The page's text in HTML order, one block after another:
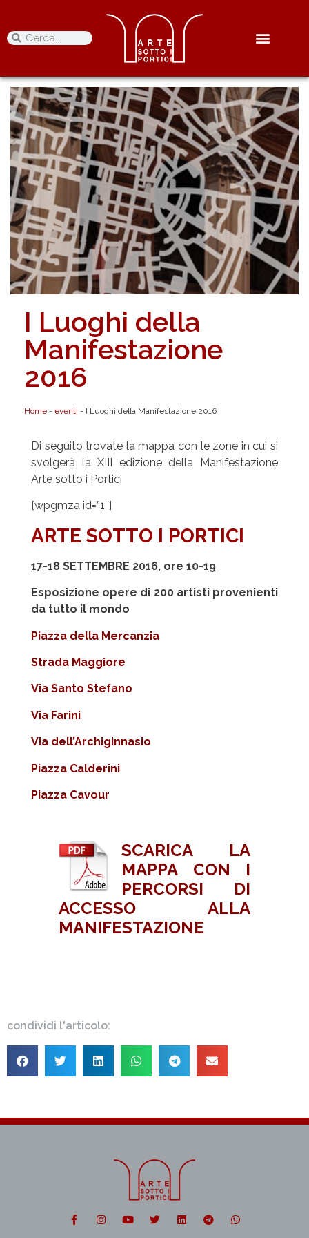
I Luoghi della
Manifestazione
2016
Home - eventi - I Luoghi della Manifestazione 2016
Di seguito trovate la mappa con le zone in cui si
svolgerà la XIII edizione della Manifestazione
Arte sotto i Portici
[wpgmza id=”1″]
ARTE SOTTO I PORTICI
17-18 SETTEMBRE 2016, ore 10-19
Esposizione opere di 200 artisti provenienti
da tutto il mondo
Piazza della Mercanzia
Strada Maggiore
Via Santo Stefano
Via Farini
Via dell’Archiginnasio
Piazza Calderini
Piazza Cavour
SCARICA LA
MAPPA CON I
PERCORSI DI
ACCESSO ALLA
MANIFESTAZIONE
condividi l'articolo: